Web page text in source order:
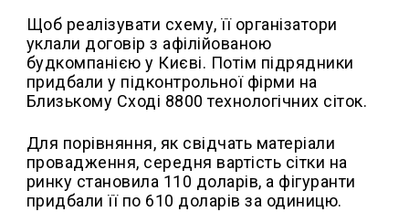
Щоб реалізувати схему, її організатори
уклали договір з афілійованою
будкомпанією у Києві. Потім підрядники
придбали у підконтрольної фірми на
Близькому Сході 8800 технологічних сіток.
Для порівняння, як свідчать матеріали
провадження, середня вартість сітки на
ринку становила 110 доларів, а фігуранти
придбали її по 610 доларів за одиницю.